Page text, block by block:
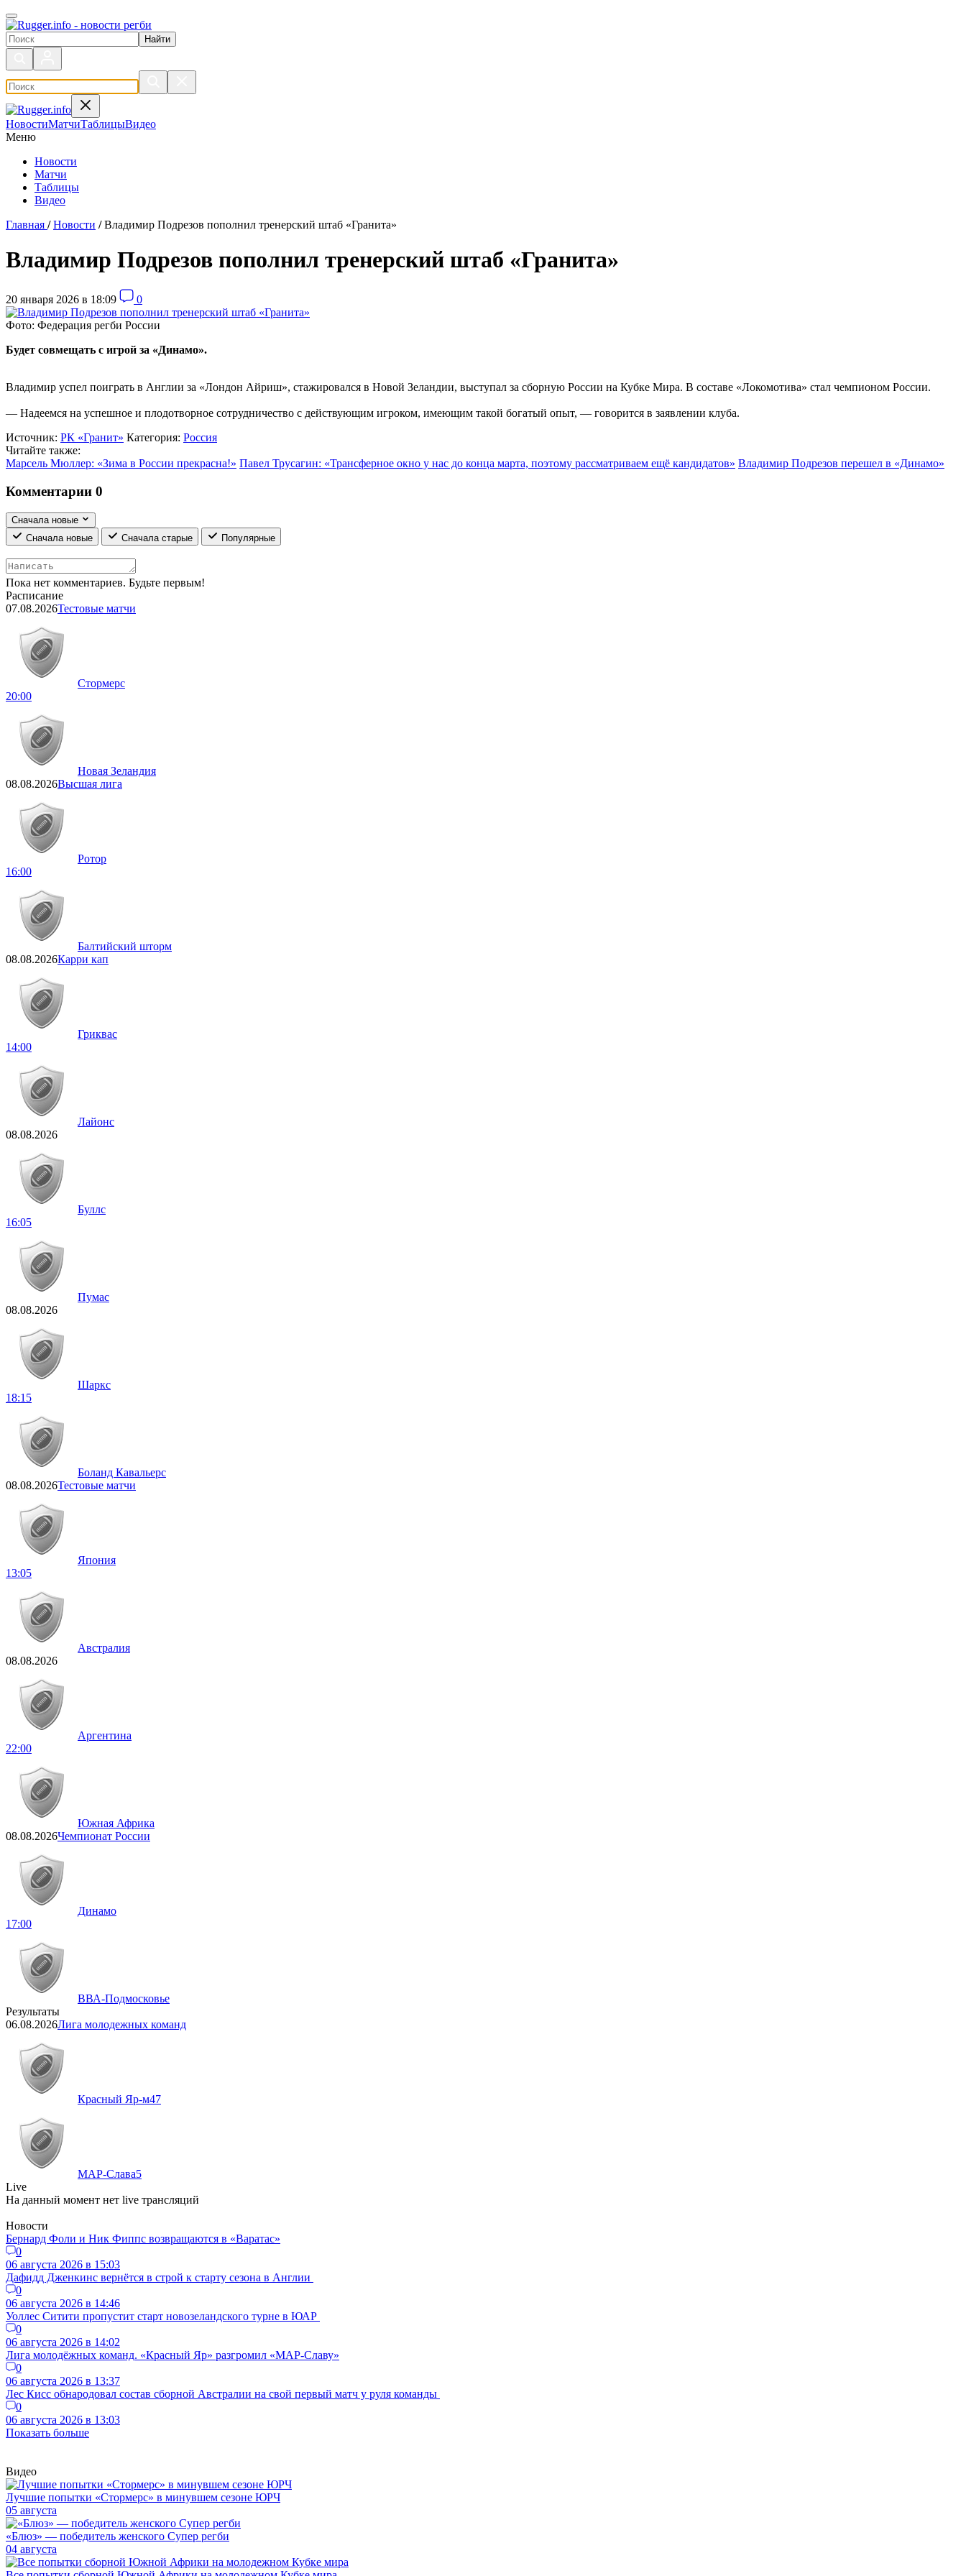
Поиск по сайту
НовостиМатчиТаблицыВидео
Меню
Новости
Матчи
Таблицы
Видео
Главная / Новости / Владимир Подрезов пополнил тренерский штаб «Гранита»
Владимир Подрезов пополнил тренерский штаб «Гранита»
20 января 2026 в 18:09 0
Фото: Федерация регби России
Будет совмещать с игрой за «Динамо».
Владимир успел поиграть в Англии за «Лондон Айриш», стажировался в Новой Зеландии, выступал за сборную России на Кубке Мира. В составе «Локомотива» стал чемпионом России.
— Надеемся на успешное и плодотворное сотрудничество с действующим игроком, имеющим такой богатый опыт, — говорится в заявлении клуба.
Источник: РК «Гранит» Категория: Россия
Читайте также:
Марсель Мюллер: «Зима в России прекрасна!» Павел Трусагин: «Трансферное окно у нас до конца марта, поэтому рассматриваем ещё кандидатов» Владимир Подрезов перешел в «Динамо»
Комментарии 0
Сначала новые
Сначала новые
Сначала старые Популярные
Пока нет комментариев. Будьте первым!
Расписание
07.08.2026Тестовые матчи
Стормерс
20:00
Новая Зеландия
08.08.2026Высшая лига
Ротор
16:00
Балтийский шторм
08.08.2026Карри кап
Гриквас
14:00
Лайонс
08.08.2026
Буллс
16:05
Пумас
08.08.2026
Шаркс
18:15
Боланд Кавальерс
08.08.2026Тестовые матчи
Япония
13:05
Австралия
08.08.2026
Аргентина
22:00
Южная Африка
08.08.2026Чемпионат России
Динамо
17:00
ВВА-Подмосковье
Результаты
06.08.2026Лига молодежных команд
Красный Яр-м47
МАР-Слава5
Live
На данный момент нет live трансляций
Новости
Бернард Фоли и Ник Фиппс возвращаются в «Варатас»
0
06 августа 2026 в 15:03
Дафидд Дженкинс вернётся в строй к старту сезона в Англии
0
06 августа 2026 в 14:46
Уоллес Ситити пропустит старт новозеландского турне в ЮАР
0
06 августа 2026 в 14:02
Лига молодёжных команд. «Красный Яр» разгромил «МАР-Славу»
0
06 августа 2026 в 13:37
Лес Кисс обнародовал состав сборной Австралии на свой первый матч у руля команды
0
06 августа 2026 в 13:03
Показать больше
Видео
Лучшие попытки «Стормерс» в минувшем сезоне ЮРЧ
05 августа
«Блюз» — победитель женского Супер регби
04 августа